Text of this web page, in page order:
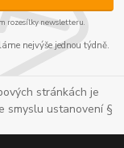
rozesílky newsletteru.
nejvýše jednou týdně.
stránkách je
smyslu ustanovení §